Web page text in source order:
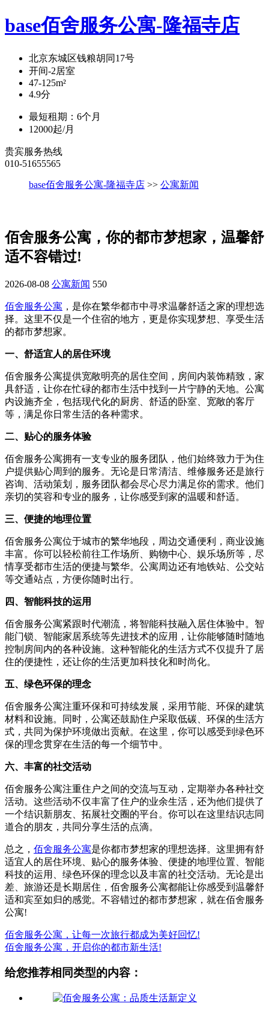
base佰舍服务公寓-隆福寺店
北京东城区钱粮胡同17号
开间-2居室
47-125m²
4.9分
最短租期： 6个月
12000起/月
贵宾服务热线
010-51655565
base佰舍服务公寓-隆福寺店 >> 公寓新闻
佰舍服务公寓，你的都市梦想家，温馨舒
适不容错过!
2026-08-08 公寓新闻 550
佰舍服务公寓 ，是你在繁华都市中寻求温馨舒适之家的理想选
择。这里不仅是一个住宿的地方，更是你实现梦想、享受生活
的都市梦想家。
一、舒适宜人的居住环境
佰舍服务公寓提供宽敞明亮的居住空间，房间内装饰精致，家
具舒适，让你在忙碌的都市生活中找到一片宁静的天地。公寓
内设施齐全，包括现代化的厨房、舒适的卧室、宽敞的客厅
等，满足你日常生活的各种需求。
二、贴心的服务体验
佰舍服务公寓拥有一支专业的服务团队，他们始终致力于为住
户提供贴心周到的服务。无论是日常清洁、维修服务还是旅行
咨询、活动策划，服务团队都会尽心尽力满足你的需求。他们
亲切的笑容和专业的服务，让你感受到家的温暖和舒适。
三、便捷的地理位置
佰舍服务公寓位于城市的繁华地段，周边交通便利，商业设施
丰富。你可以轻松前往工作场所、购物中心、娱乐场所等，尽
情享受都市生活的便捷与繁华。公寓周边还有地铁站、公交站
等交通站点，方便你随时出行。
四、智能科技的运用
佰舍服务公寓紧跟时代潮流，将智能科技融入居住体验中。智
能门锁、智能家居系统等先进技术的应用，让你能够随时随地
控制房间内的各种设施。这种智能化的生活方式不仅提升了居
住的便捷性，还让你的生活更加科技化和时尚化。
五、绿色环保的理念
佰舍服务公寓注重环保和可持续发展，采用节能、环保的建筑
材料和设施。同时，公寓还鼓励住户采取低碳、环保的生活方
式，共同为保护环境做出贡献。在这里，你可以感受到绿色环
保的理念贯穿在生活的每一个细节中。
六、丰富的社交活动
佰舍服务公寓注重住户之间的交流与互动，定期举办各种社交
活动。这些活动不仅丰富了住户的业余生活，还为他们提供了
一个结识新朋友、拓展社交圈的平台。你可以在这里结识志同
道合的朋友，共同分享生活的点滴。
总之， 佰舍服务公寓是你都市梦想家的理想选择。这里拥有舒
适宜人的居住环境、贴心的服务体验、便捷的地理位置、智能
科技的运用、绿色环保的理念以及丰富的社交活动。无论是出
差、旅游还是长期居住，佰舍服务公寓都能让你感受到温馨舒
适和宾至如归的感觉。不容错过的都市梦想家，就在佰舍服务
公寓!
佰舍服务公寓，让每一次旅行都成为美好回忆!
佰舍服务公寓，开启你的都市新生活!
给您推荐相同类型的内容：